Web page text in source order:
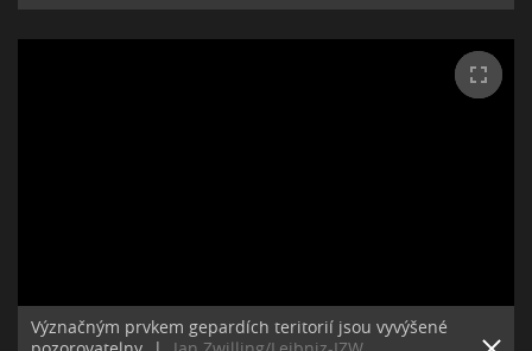
Význačným prvkem gepardích teritorií jsou vyvýšené